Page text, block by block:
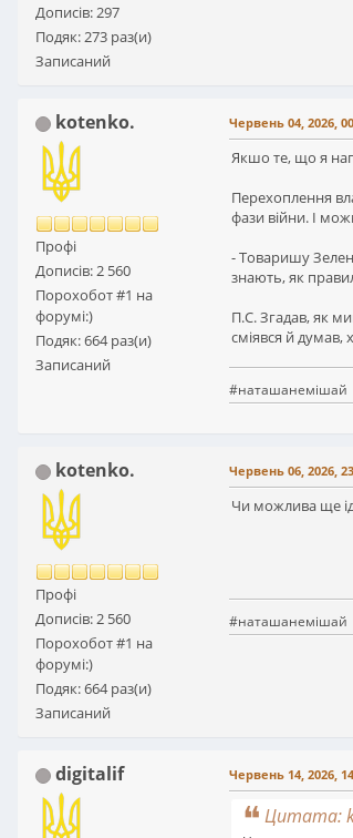
Дописів: 297
Подяк: 273 раз(и)
Записаний
kotenko.
Профі
Дописів: 2 560
Порохобот #1 на
форумі:)
Подяк: 664 раз(и)
Записаний
Червень 04, 2026,
Якшо те, що я
Перехоплення
фази війни. І
- Товаришу
знають, як
П.С. Згадав, як
сміявся й думав,
#наташанемішай
kotenko.
Профі
Дописів: 2 560
Порохобот #1 на
форумі:)
Подяк: 664 раз(и)
Записаний
Червень 06, 2026,
Чи можлива ще
#наташанемішай
digitalif Червень 14, 2026,
Цитата: